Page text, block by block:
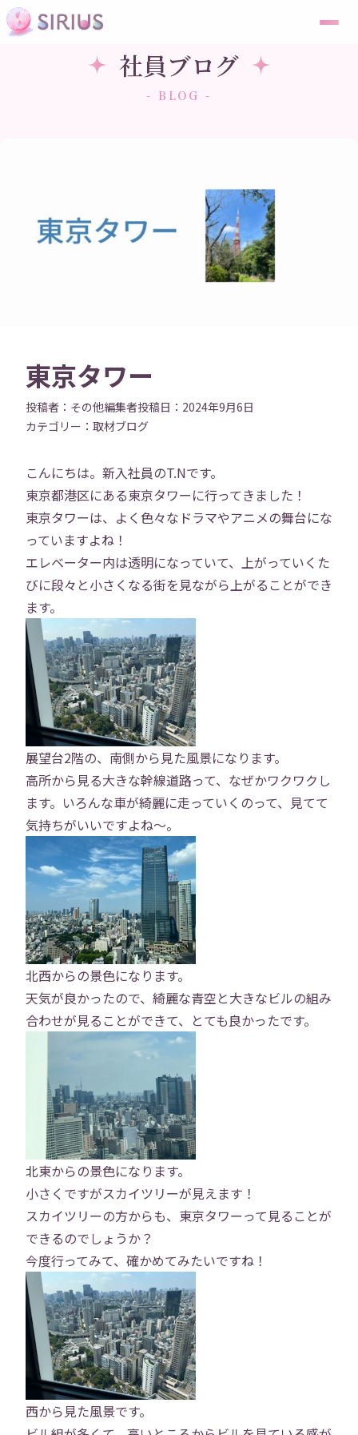
トップ
社員ブログ
- BLOG -
東京タワー
投稿者： その他編集者投稿日： 2024年9月6日
カテゴリー： 取材ブログ
こんにちは。新入社員のT.Nです。
東京都港区にある東京タワーに行ってきました！
東京タワーは、よく色々なドラマやアニメの舞台にな
っていますよね！
エレベーター内は透明になっていて、上がっていくた
びに段々と小さくなる街を見ながら上がることができ
ます。
展望台2階の、南側から見た風景になります。
高所から見る大きな幹線道路って、なぜかワクワクし
ます。いろんな車が綺麗に走っていくのって、見てて
気持ちがいいですよね〜。
北西からの景色になります。
天気が良かったので、綺麗な青空と大きなビルの組み
合わせが見ることができて、とても良かったです。
北東からの景色になります。
小さくですがスカイツリーが見えます！
スカイツリーの方からも、東京タワーって見ることが
できるのでしょうか？
今度行ってみて、確かめてみたいですね！
西から見た風景です。